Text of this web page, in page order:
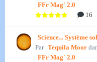
FFr Mag' 2.0
16
Science... Système
Par Tequila Moor
FFr Mag' 2.0